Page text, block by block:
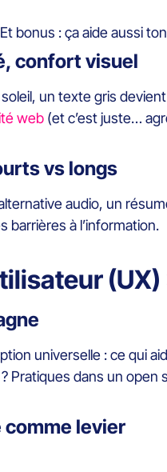
bonus : ça aide aussi ton
confort visuel
un texte gris
web (et c’est juste…
vs longs
audio, un
barrières à l’information.
(UX)
universelle : ce qui
dans un open
comme levier